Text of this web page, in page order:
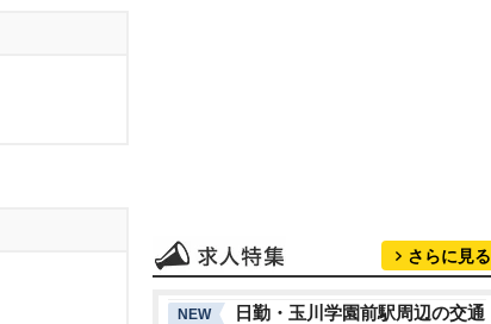
さらに見る
NEW
日勤・玉川学園前駅周辺の交通